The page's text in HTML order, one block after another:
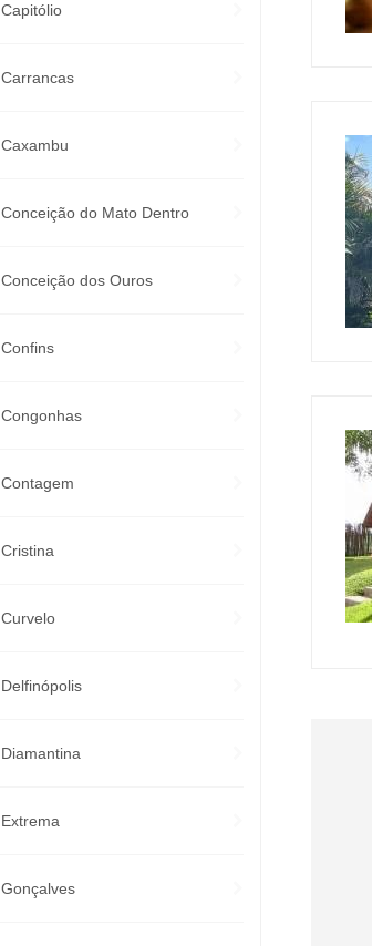
Capitólio
Carrancas
Caxambu
Conceição do Mato Dentro
Conceição dos Ouros
Confins
Congonhas
Contagem
Cristina
Curvelo
Delfinópolis
Diamantina
Extrema
Gonçalves